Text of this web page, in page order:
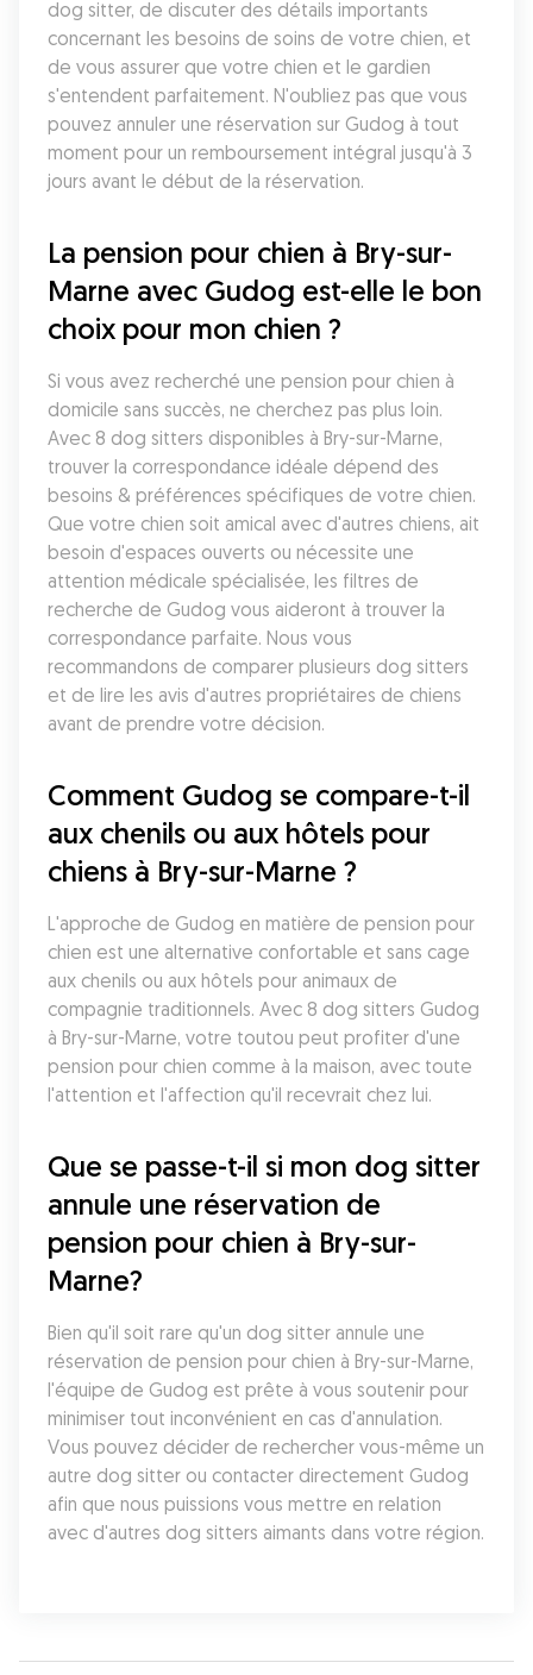
dog sitter, de discuter des détails importants
concernant les besoins de soins de votre chien, et
de vous assurer que votre chien et le gardien
s'entendent parfaitement. N'oubliez pas que vous
pouvez annuler une réservation sur Gudog à tout
moment pour un remboursement intégral jusqu'à 3
jours avant le début de la réservation.
La pension pour chien à Bry-sur-
Marne avec Gudog est-elle le bon
choix pour mon chien ?
Si vous avez recherché une pension pour chien à
domicile sans succès, ne cherchez pas plus loin.
Avec 8 dog sitters disponibles à Bry-sur-Marne,
trouver la correspondance idéale dépend des
besoins & préférences spécifiques de votre chien.
Que votre chien soit amical avec d'autres chiens, ait
besoin d'espaces ouverts ou nécessite une
attention médicale spécialisée, les filtres de
recherche de Gudog vous aideront à trouver la
correspondance parfaite. Nous vous
recommandons de comparer plusieurs dog sitters
et de lire les avis d'autres propriétaires de chiens
avant de prendre votre décision.
Comment Gudog se compare-t-il
aux chenils ou aux hôtels pour
chiens à Bry-sur-Marne ?
L'approche de Gudog en matière de pension pour
chien est une alternative confortable et sans cage
aux chenils ou aux hôtels pour animaux de
compagnie traditionnels. Avec 8 dog sitters Gudog
à Bry-sur-Marne, votre toutou peut profiter d'une
pension pour chien comme à la maison, avec toute
l'attention et l'affection qu'il recevrait chez lui.
Que se passe-t-il si mon dog sitter
annule une réservation de
pension pour chien à Bry-sur-
Marne?
Bien qu'il soit rare qu'un dog sitter annule une
réservation de pension pour chien à Bry-sur-Marne,
l'équipe de Gudog est prête à vous soutenir pour
minimiser tout inconvénient en cas d'annulation.
Vous pouvez décider de rechercher vous-même un
autre dog sitter ou contacter directement Gudog
afin que nous puissions vous mettre en relation
avec d'autres dog sitters aimants dans votre région.